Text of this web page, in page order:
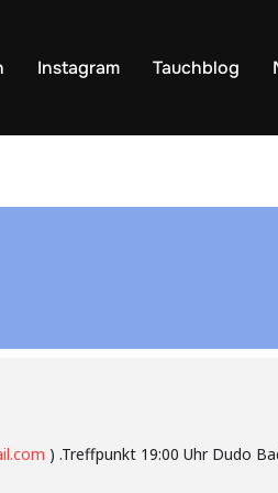
Instagram Tauchblog
) .Treffpunkt 19:00 Uhr Dudo